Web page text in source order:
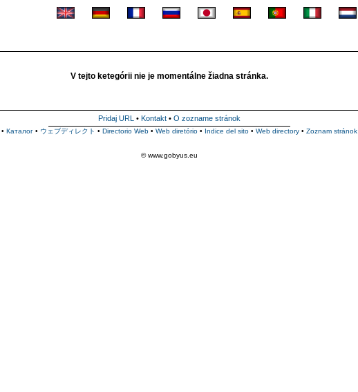
V tejto ketegórii nie je momentálne žiadna stránka.
Pridaj URL • Kontakt • O zozname stránok
• Каталог • ウェブディレクト • Directorio Web • Web diretório • Indice del sito • Web directory • Zoznam stránok
© www.gobyus.eu